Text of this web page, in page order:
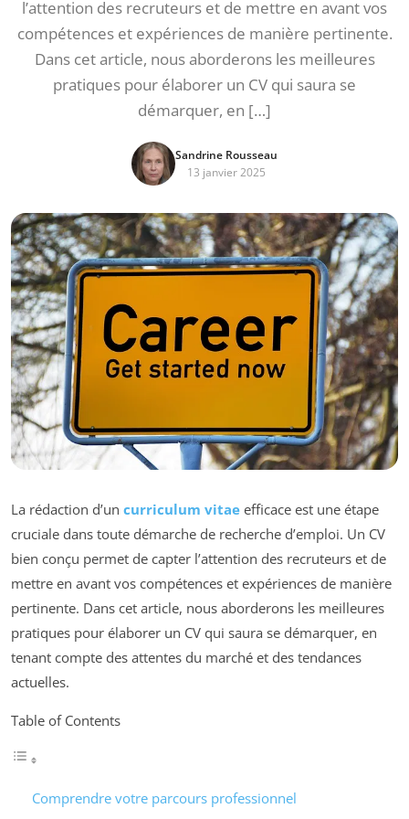
l’attention des recruteurs et de mettre en avant vos
compétences et expériences de manière pertinente.
Dans cet article, nous aborderons les meilleures
pratiques pour élaborer un CV qui saura se
démarquer, en […]
Sandrine Rousseau
13 janvier 2025
La rédaction d’un curriculum vitae efficace est une étape
cruciale dans toute démarche de recherche d’emploi. Un CV
bien conçu permet de capter l’attention des recruteurs et de
mettre en avant vos compétences et expériences de manière
pertinente. Dans cet article, nous aborderons les meilleures
pratiques pour élaborer un CV qui saura se démarquer, en
tenant compte des attentes du marché et des tendances
actuelles.
Table of Contents
Comprendre votre parcours professionnel